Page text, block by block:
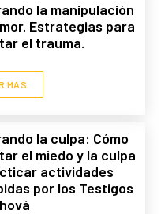
la manipulación
Estrategias para
el trauma.
MÁS
la culpa: Cómo
el miedo y la culpa
actividades
por los Testigos